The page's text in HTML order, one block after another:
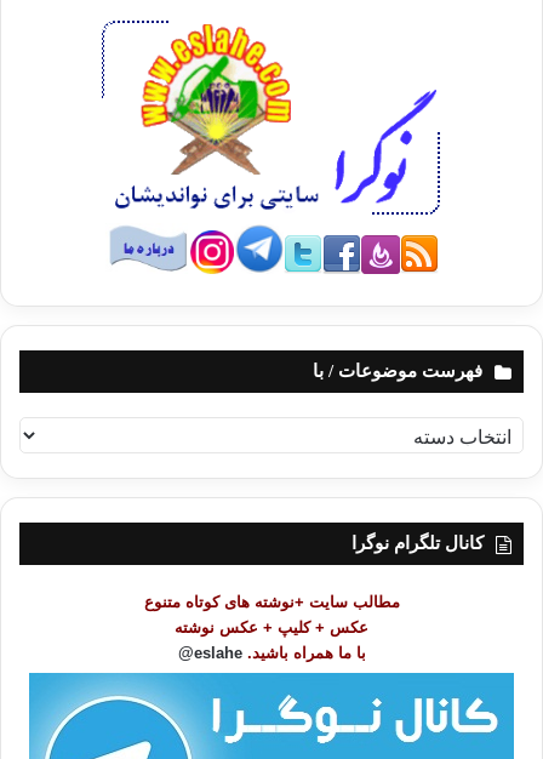
فهرست موضوعات / با
ه
ر
کانال تلگرام نوگرا
مطالب سایت +نوشته های کوتاه متنوع
عکس + کلیپ + عکس نوشته
با ما همراه باشید. eslahe@